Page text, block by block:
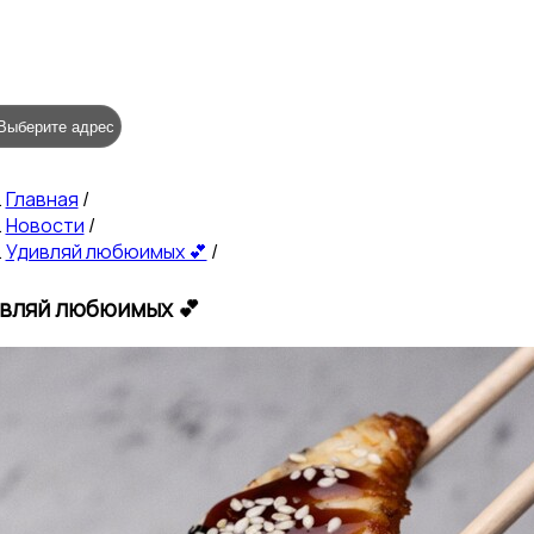
адрес
Главная /
Новости /
Удивляй любюимых 💕 /
любюимых 💕